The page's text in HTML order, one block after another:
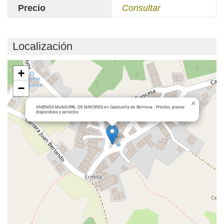
Precio
Consultar
Localización
Cargando mapa...
VIVIENDA MUNICIPAL DE MAYORES en Gascueña de Bornova - Precios, plazas
disponibles y servicios
×
+
−